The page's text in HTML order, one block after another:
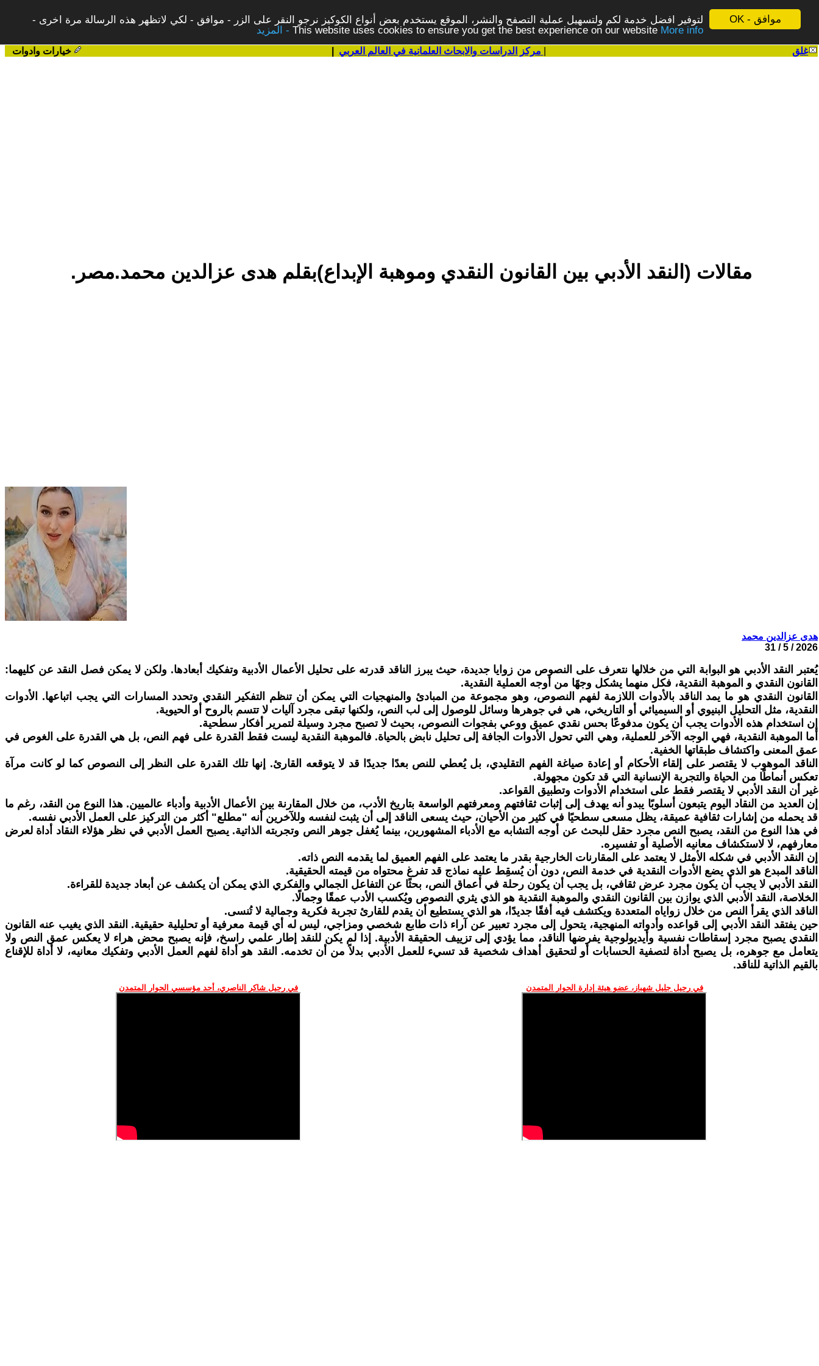
موافق - OK
لتوفير افضل خدمة لكم ولتسهيل عملية التصفح والنشر، الموقع يستخدم بعض أنواع الكوكيز نرجو النقر على الزر - موافق - لكي لاتظهر هذه الرسالة مرة اخرى -
This website uses cookies to ensure you get the best experience on our website More info - المزيد
غلق خيارات وادوات
مقالات (النقد الأدبي بين القانون النقدي وموهبة الإبداع)بقلم هدى عزالدين محمد.مصر.
هدى عزالدين محمد
2026 / 5 / 31
يُعتبر النقد الأدبي هو البوابة التي من خلالها نتعرف على النصوص من زوايا جديدة، حيث يبرز الناقد قدرته على تحليل الأعمال الأدبية وتفكيك أبعادها. ولكن لا يمكن فصل النقد عن كليهما:
القانون النقدي و الموهبة النقدية، فكل منهما يشكل وجهًا من أوجه العملية النقدية.
القانون النقدي هو ما يمد الناقد بالأدوات اللازمة لفهم النصوص، وهو مجموعة من المبادئ والمنهجيات التي يمكن أن تنظم التفكير النقدي وتحدد المسارات التي يجب اتباعها. الأدوات
النقدية، مثل التحليل البنيوي أو السيميائي أو التاريخي، هي في جوهرها وسائل للوصول إلى لب النص، ولكنها تبقى مجرد آليات لا تتسم بالروح أو الحيوية.
إن استخدام هذه الأدوات يجب أن يكون مدفوعًا بحس نقدي عميق ووعي بفجوات النصوص، بحيث لا تصبح مجرد وسيلة لتمرير أفكار سطحية.
أما الموهبة النقدية، فهي الوجه الآخر للعملية، وهي التي تحول الأدوات الجافة إلى تحليل نابض بالحياة. فالموهبة النقدية ليست فقط القدرة على فهم النص، بل هي القدرة على الغوص في
عمق المعنى واكتشاف طبقاتها الخفية.
الناقد الموهوب لا يقتصر على إلقاء الأحكام أو إعادة صياغة الفهم التقليدي، بل يُعطي للنص بعدًا جديدًا قد لا يتوقعه القارئ. إنها تلك القدرة على النظر إلى النصوص كما لو كانت مرآة
تعكس أنماطًا من الحياة والتجربة الإنسانية التي قد تكون مجهولة.
غير أن النقد الأدبي لا يقتصر فقط على استخدام الأدوات وتطبيق القواعد.
إن العديد من النقاد اليوم يتبعون أسلوبًا يبدو أنه يهدف إلى إثبات ثقافتهم ومعرفتهم الواسعة بتاريخ الأدب، من خلال المقارنة بين الأعمال الأدبية وأدباء عالميين. هذا النوع من النقد، رغم ما
قد يحمله من إشارات ثقافية عميقة، يظل مسعى سطحيًا في كثير من الأحيان، حيث يسعى الناقد إلى أن يثبت لنفسه وللآخرين أنه "مطلع" أكثر من التركيز على العمل الأدبي نفسه.
في هذا النوع من النقد، يصبح النص مجرد حقل للبحث عن أوجه التشابه مع الأدباء المشهورين، بينما يُغفل جوهر النص وتجربته الذاتية. يصبح العمل الأدبي في نظر هؤلاء النقاد أداة لعرض
معارفهم، لا لاستكشاف معانيه الأصلية أو تفسيره.
إن النقد الأدبي في شكله الأمثل لا يعتمد على المقارنات الخارجية بقدر ما يعتمد على الفهم العميق لما يقدمه النص ذاته.
الناقد المبدع هو الذي يضع الأدوات النقدية في خدمة النص، دون أن يُسقِط عليه نماذج قد تفرغ محتواه من قيمته الحقيقية.
النقد الأدبي لا يجب أن يكون مجرد عرض ثقافي، بل يجب أن يكون رحلة في أعماق النص، بحثًا عن التفاعل الجمالي والفكري الذي يمكن أن يكشف عن أبعاد جديدة للقراءة.
الخلاصة، النقد الأدبي الذي يوازن بين القانون النقدي والموهبة النقدية هو الذي يثري النصوص ويُكسب الأدب عمقًا وجمالًا.
الناقد الذي يقرأ النص من خلال زواياه المتعددة ويكتشف فيه أفقًا جديدًا، هو الذي يستطيع أن يقدم للقارئ تجربة فكرية وجمالية لا تُنسى.
حين يفتقد النقد الأدبي إلى قواعده وأدواته المنهجية، يتحول إلى مجرد تعبير عن آراء ذات طابع شخصي ومزاجي، ليس له أي قيمة معرفية أو تحليلية حقيقية. النقد الذي يغيب عنه القانون
النقدي يصبح مجرد إسقاطات نفسية وأيديولوجية يفرضها الناقد، مما يؤدي إلى تزييف الحقيقة الأدبية. إذا لم يكن للنقد إطار علمي راسخ، فإنه يصبح محض هراء لا يعكس عمق النص ولا
يتعامل مع جوهره، بل يصبح أداة لتصفية الحسابات أو لتحقيق أهداف شخصية قد تسيء للعمل الأدبي بدلاً من أن تخدمه. النقد هو أداة لفهم العمل الأدبي وتفكيك معانيه، لا أداة للإقناع
بالقيم الذاتية للناقد.
في رحيل جليل شهباز، عضو هيئة إدارة الحوار المتمدن في رحيل شاكر الناصري، أحد مؤسسي الحوار المتمدن